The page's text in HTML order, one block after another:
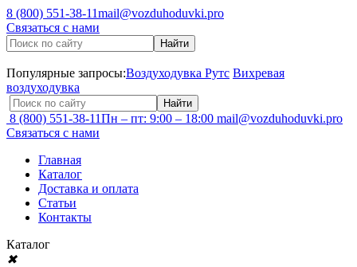
8 (800) 551-38-11mail@vozduhoduvki.pro
Связаться с нами
Популярные запросы:Воздуходувка Рутс Вихревая
воздуходувка
8 (800) 551-38-11Пн – пт: 9:00 – 18:00 mail@vozduhoduvki.pro
Связаться с нами
Главная
Каталог
Доставка и оплата
Статьи
Контакты
Каталог
✖